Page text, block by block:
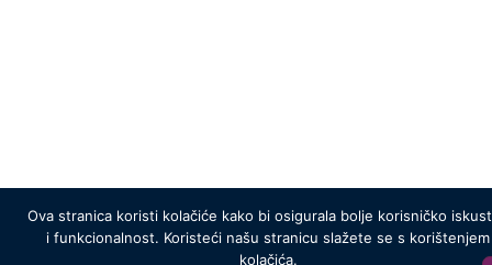
Ova stranica koristi kolačiće kako bi osigurala bolje korisničko
i funkcionalnost. Koristeći našu stranicu slažete se s korištenjem
kolačića.